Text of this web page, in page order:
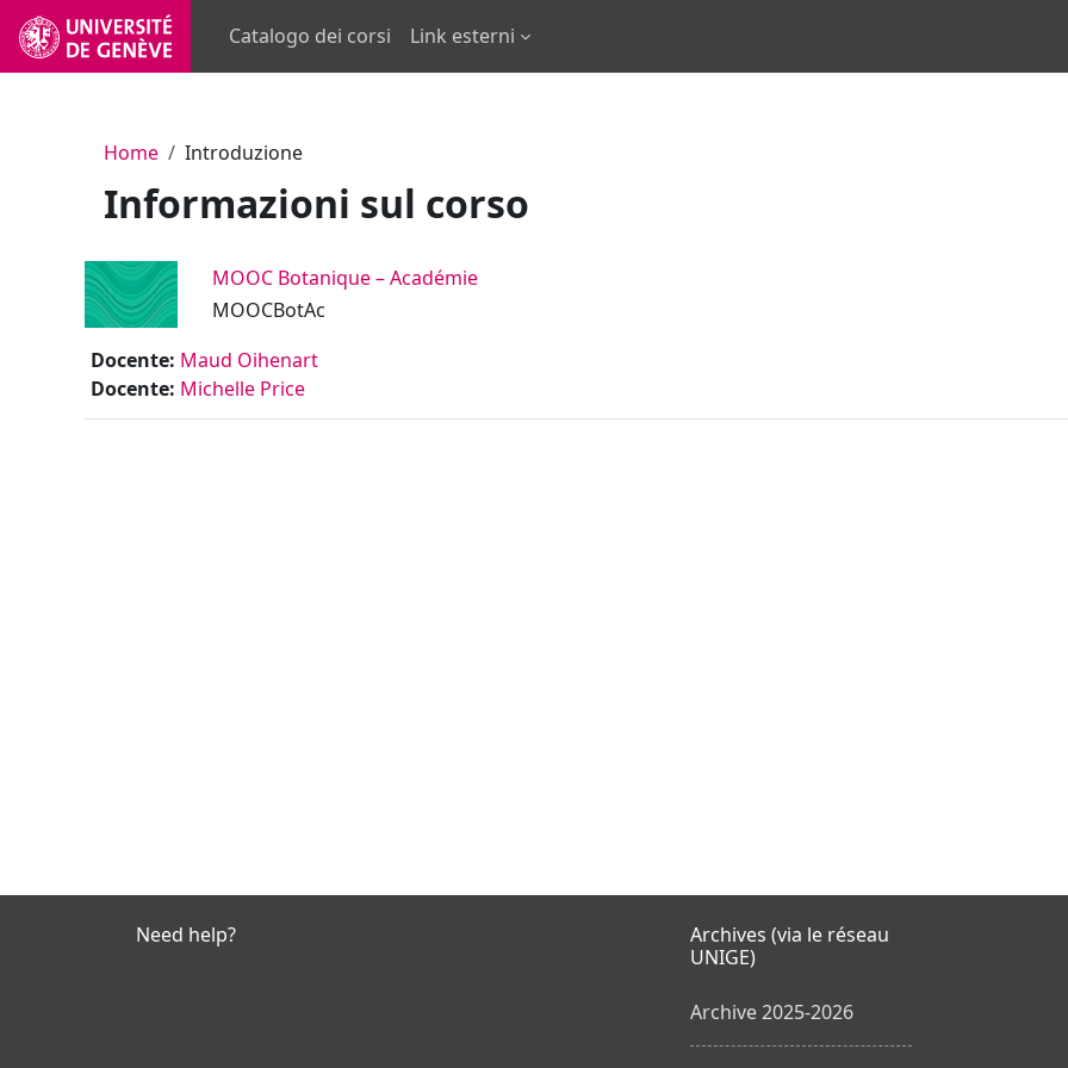
Vai al contenuto principale
Catalogo dei corsi
Link esterni
Home Introduzione
Informazioni sul corso
MOOC Botanique – Académie
MOOCBotAc
Docente: Maud Oihenart
Docente: Michelle Price
Need help?
Archives (via le réseau
UNIGE)
Archive 2025-2026